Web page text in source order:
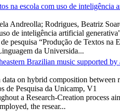
na escola com uso de inteligência
Andreolla; Rodrigues, Beatriz
de inteligência artificial
pesquisa “Produção de Textos
da Universida...
Brazilian music supported
on hybrid composition
de Pesquisa da Unicamp, V1
a Research-Creation
the resear...